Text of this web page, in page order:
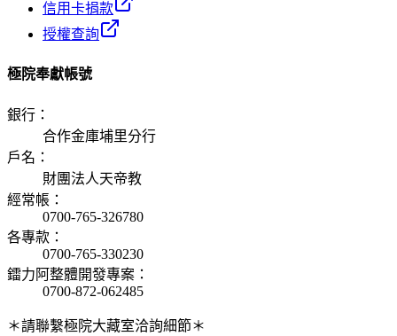
信用卡捐款
授權查詢
極院奉獻帳號
銀行 ：
合作金庫埔里分行
戶名 ：
財團法人天帝教
經常帳 ：
0700-765-326780
各專款 ：
0700-765-330230
鐳力阿整體開發專案 ：
0700-872-062485
＊請聯繫極院大藏室洽詢細節＊